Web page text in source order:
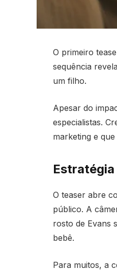
O primeiro
sequência
um filho.
Apesar do
especialistas.
marketing e
O teaser abre
público. A
rosto de Evans
bebê.
Para muitos, a